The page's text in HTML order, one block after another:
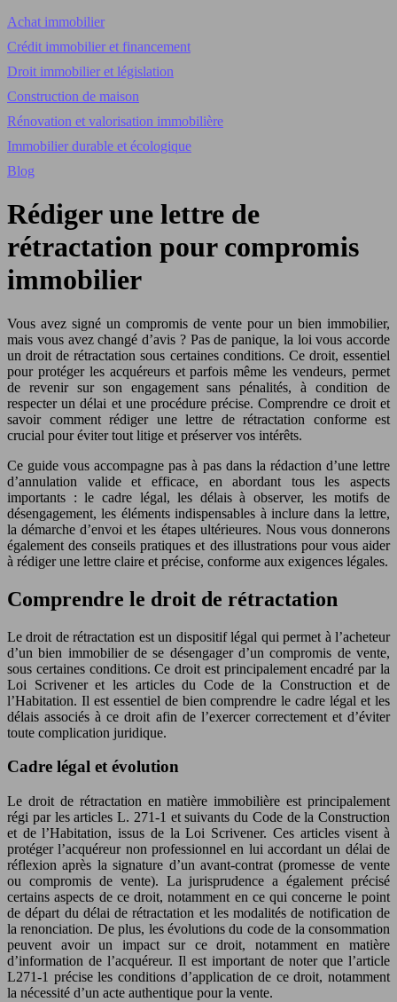
Achat immobilier
Crédit immobilier et financement
Droit immobilier et législation
Construction de maison
Rénovation et valorisation immobilière
Immobilier durable et écologique
Blog
Rédiger une lettre de
rétractation pour compromis
immobilier
Vous avez signé un compromis de vente pour un bien immobilier,
mais vous avez changé d’avis ? Pas de panique, la loi vous accorde
un droit de rétractation sous certaines conditions. Ce droit, essentiel
pour protéger les acquéreurs et parfois même les vendeurs, permet
de revenir sur son engagement sans pénalités, à condition de
respecter un délai et une procédure précise. Comprendre ce droit et
savoir comment rédiger une lettre de rétractation conforme est
crucial pour éviter tout litige et préserver vos intérêts.
Ce guide vous accompagne pas à pas dans la rédaction d’une lettre
d’annulation valide et efficace, en abordant tous les aspects
importants : le cadre légal, les délais à observer, les motifs de
désengagement, les éléments indispensables à inclure dans la lettre,
la démarche d’envoi et les étapes ultérieures. Nous vous donnerons
également des conseils pratiques et des illustrations pour vous aider
à rédiger une lettre claire et précise, conforme aux exigences légales.
Comprendre le droit de rétractation
Le droit de rétractation est un dispositif légal qui permet à l’acheteur
d’un bien immobilier de se désengager d’un compromis de vente,
sous certaines conditions. Ce droit est principalement encadré par la
Loi Scrivener et les articles du Code de la Construction et de
l’Habitation. Il est essentiel de bien comprendre le cadre légal et les
délais associés à ce droit afin de l’exercer correctement et d’éviter
toute complication juridique.
Cadre légal et évolution
Le droit de rétractation en matière immobilière est principalement
régi par les articles L. 271-1 et suivants du Code de la Construction
et de l’Habitation, issus de la Loi Scrivener. Ces articles visent à
protéger l’acquéreur non professionnel en lui accordant un délai de
réflexion après la signature d’un avant-contrat (promesse de vente
ou compromis de vente). La jurisprudence a également précisé
certains aspects de ce droit, notamment en ce qui concerne le point
de départ du délai de rétractation et les modalités de notification de
la renonciation. De plus, les évolutions du code de la consommation
peuvent avoir un impact sur ce droit, notamment en matière
d’information de l’acquéreur. Il est important de noter que l’article
L271-1 précise les conditions d’application de ce droit, notamment
la nécessité d’un acte authentique pour la vente.